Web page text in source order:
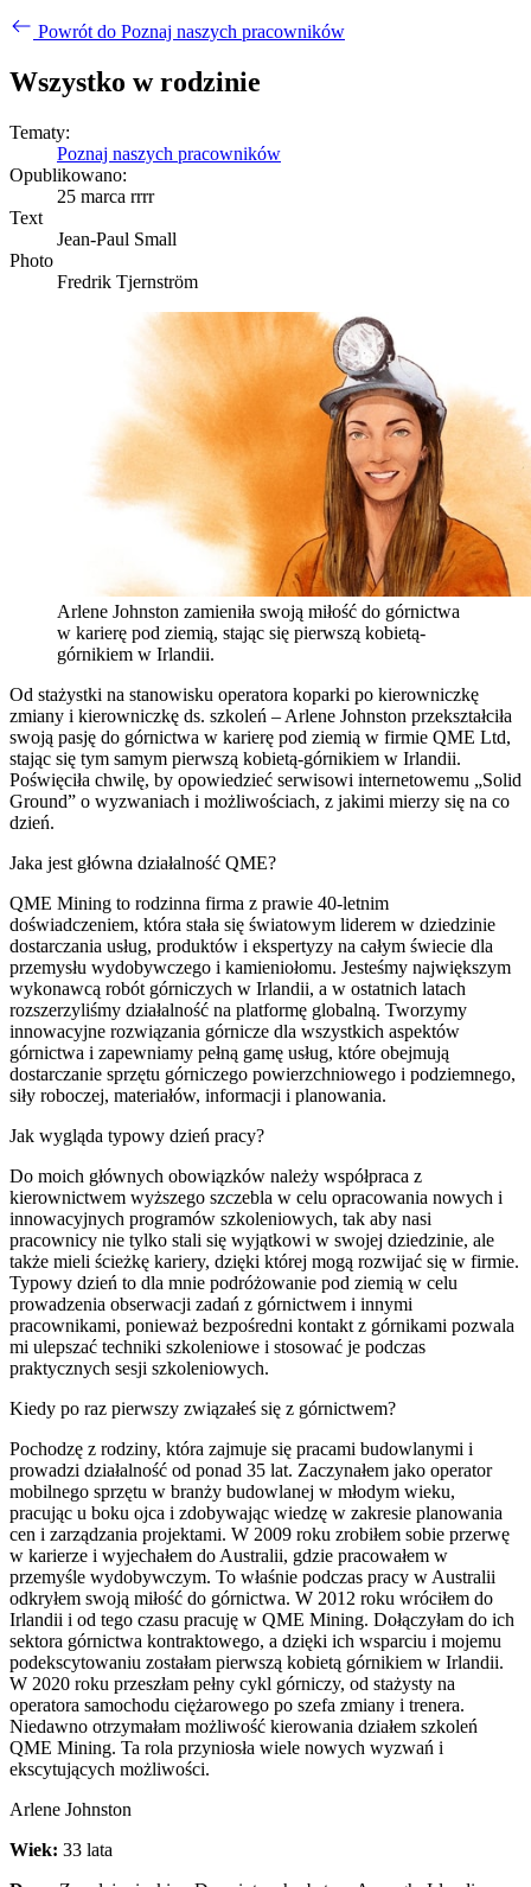
Powrót do Poznaj naszych pracowników
Wszystko w rodzinie
Tematy:
Poznaj naszych pracowników
Opublikowano:
25 marca rrrr
Text
Jean-Paul Small
Photo
Fredrik Tjernström
Arlene Johnston zamieniła swoją miłość do górnictwa
w karierę pod ziemią, stając się pierwszą kobietą-
górnikiem w Irlandii.
Od stażystki na stanowisku operatora koparki po kierowniczkę
zmiany i kierowniczkę ds. szkoleń – Arlene Johnston przekształciła
swoją pasję do górnictwa w karierę pod ziemią w firmie QME Ltd,
stając się tym samym pierwszą kobietą-górnikiem w Irlandii.
Poświęciła chwilę, by opowiedzieć serwisowi internetowemu „Solid
Ground” o wyzwaniach i możliwościach, z jakimi mierzy się na co
dzień.
Jaka jest główna działalność QME?
QME Mining to rodzinna firma z prawie 40-letnim
doświadczeniem, która stała się światowym liderem w dziedzinie
dostarczania usług, produktów i ekspertyzy na całym świecie dla
przemysłu wydobywczego i kamieniołomu. Jesteśmy największym
wykonawcą robót górniczych w Irlandii, a w ostatnich latach
rozszerzyliśmy działalność na platformę globalną. Tworzymy
innowacyjne rozwiązania górnicze dla wszystkich aspektów
górnictwa i zapewniamy pełną gamę usług, które obejmują
dostarczanie sprzętu górniczego powierzchniowego i podziemnego,
siły roboczej, materiałów, informacji i planowania.
Jak wygląda typowy dzień pracy?
Do moich głównych obowiązków należy współpraca z
kierownictwem wyższego szczebla w celu opracowania nowych i
innowacyjnych programów szkoleniowych, tak aby nasi
pracownicy nie tylko stali się wyjątkowi w swojej dziedzinie, ale
także mieli ścieżkę kariery, dzięki której mogą rozwijać się w firmie.
Typowy dzień to dla mnie podróżowanie pod ziemią w celu
prowadzenia obserwacji zadań z górnictwem i innymi
pracownikami, ponieważ bezpośredni kontakt z górnikami pozwala
mi ulepszać techniki szkoleniowe i stosować je podczas
praktycznych sesji szkoleniowych.
Kiedy po raz pierwszy związałeś się z górnictwem?
Pochodzę z rodziny, która zajmuje się pracami budowlanymi i
prowadzi działalność od ponad 35 lat. Zaczynałem jako operator
mobilnego sprzętu w branży budowlanej w młodym wieku,
pracując u boku ojca i zdobywając wiedzę w zakresie planowania
cen i zarządzania projektami. W 2009 roku zrobiłem sobie przerwę
w karierze i wyjechałem do Australii, gdzie pracowałem w
przemyśle wydobywczym. To właśnie podczas pracy w Australii
odkryłem swoją miłość do górnictwa. W 2012 roku wróciłem do
Irlandii i od tego czasu pracuję w QME Mining. Dołączyłam do ich
sektora górnictwa kontraktowego, a dzięki ich wsparciu i mojemu
podekscytowaniu zostałam pierwszą kobietą górnikiem w Irlandii.
W 2020 roku przeszłam pełny cykl górniczy, od stażysty na
operatora samochodu ciężarowego po szefa zmiany i trenera.
Niedawno otrzymałam możliwość kierowania działem szkoleń
QME Mining. Ta rola przyniosła wiele nowych wyzwań i
ekscytujących możliwości.
Arlene Johnston
Wiek: 33 lata